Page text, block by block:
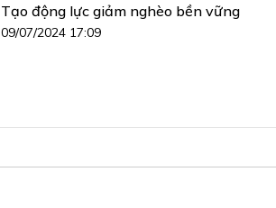
Tạo động lực giảm nghèo bền vững
09/07/2024 17:09